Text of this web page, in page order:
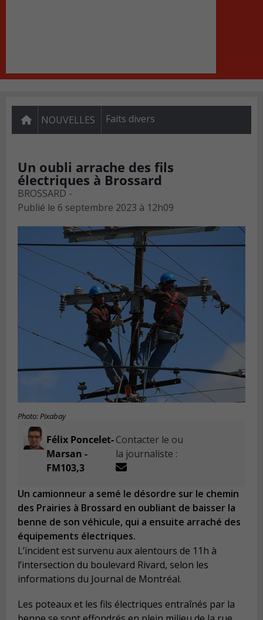
NOUVELLES Faits divers
Un oubli arrache des fils
électriques à Brossard
BROSSARD -
Publié le 6 septembre 2023 à 12h09
Photo: Pixabay
Félix Poncelet-
Marsan -
FM103,3
Contacter le ou
la journaliste :
Un camionneur a semé le désordre sur le chemin
des Prairies à Brossard en oubliant de baisser la
benne de son véhicule, qui a ensuite arraché des
équipements électriques.
L’incident est survenu aux alentours de 11h à
l’intersection du boulevard Rivard, selon les
informations du Journal de Montréal.
Les poteaux et les fils électriques entraînés par la